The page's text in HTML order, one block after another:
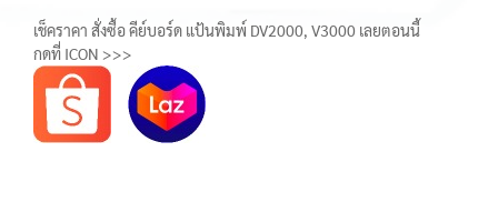
เช็คราคา สั่งซื้อ คีย์บอร์ด แป้นพิมพ์ DV2000, V3000 เลยตอนนี้
กดที่ ICON >>>